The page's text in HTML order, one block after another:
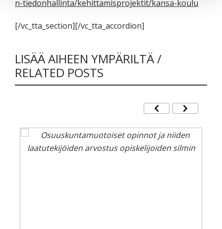
n-tiedonhallinta/kehittamisprojektit/kansa-koulu
[/vc_tta_section][/vc_tta_accordion]
LISÄÄ AIHEEN YMPÄRILTÄ /
RELATED POSTS